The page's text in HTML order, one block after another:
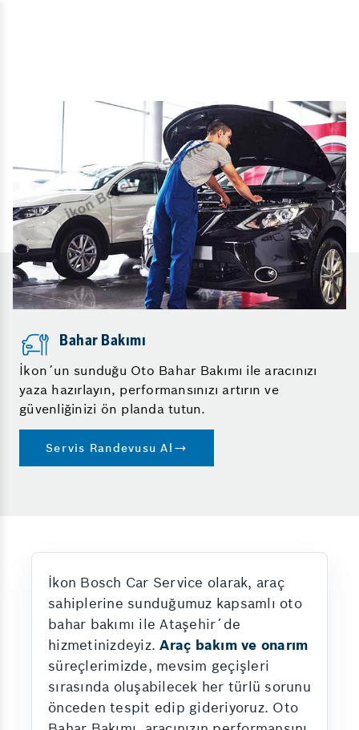
Bahar Bakımı
İkon´un sunduğu Oto Bahar Bakımı ile aracınızı
yaza hazırlayın, performansınızı artırın ve
güvenliğinizi ön planda tutun.
Servis Randevusu Al
İkon Bosch Car Service olarak, araç
sahiplerine sunduğumuz kapsamlı oto
bahar bakımı ile Ataşehir´de
hizmetinizdeyiz.Araç bakım ve onarım
süreçlerimizde, mevsim geçişleri
sırasında oluşabilecek her türlü sorunu
önceden tespit edip gideriyoruz. Oto